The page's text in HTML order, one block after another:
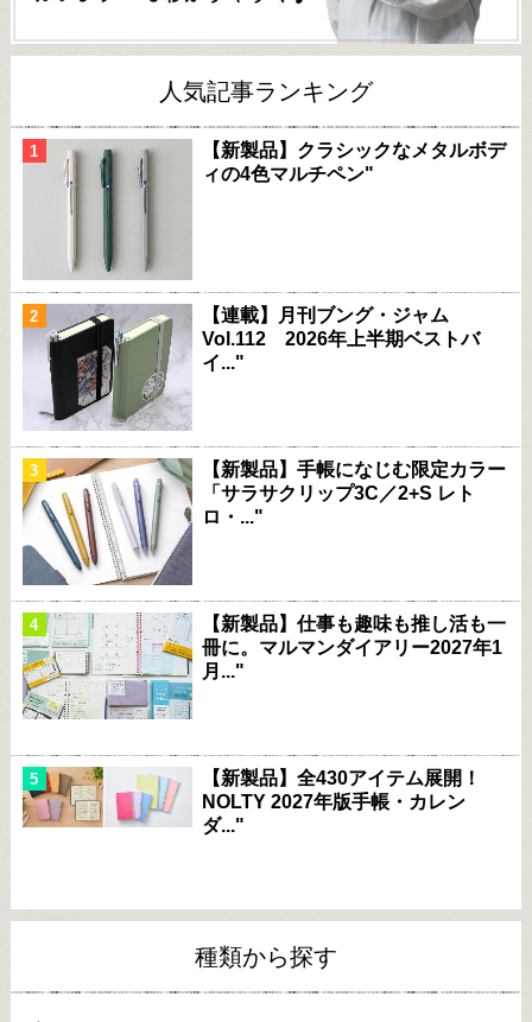
人気記事ランキング
【新製品】クラシックなメタルボデ
ィの4色マルチペン"
【連載】月刊ブング・ジャム
Vol.112 2026年上半期ベストバ
イ..."
【新製品】手帳になじむ限定カラー
「サラサクリップ3C／2+S レト
ロ・..."
【新製品】仕事も趣味も推し活も一
冊に。マルマンダイアリー2027年1
月..."
【新製品】全430アイテム展開！
NOLTY 2027年版手帳・カレン
ダ..."
種類から探す